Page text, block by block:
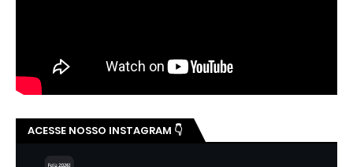
ACESSE NOSSO INSTAGRAM 👇